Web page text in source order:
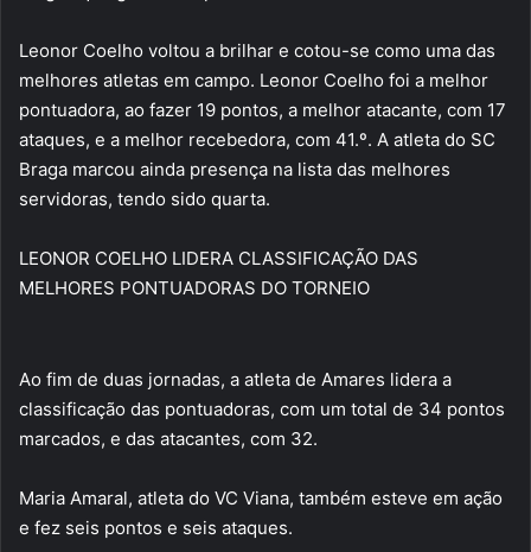
Leonor Coelho voltou a brilhar e cotou-se como uma das
melhores atletas em campo. Leonor Coelho foi a melhor
pontuadora, ao fazer 19 pontos, a melhor atacante, com 17
ataques, e a melhor recebedora, com 41.º. A atleta do SC
Braga marcou ainda presença na lista das melhores
servidoras, tendo sido quarta.
LEONOR COELHO LIDERA CLASSIFICAÇÃO DAS
MELHORES PONTUADORAS DO TORNEIO
Ao fim de duas jornadas, a atleta de Amares lidera a
classificação das pontuadoras, com um total de 34 pontos
marcados, e das atacantes, com 32.
Maria Amaral, atleta do VC Viana, também esteve em ação
e fez seis pontos e seis ataques.